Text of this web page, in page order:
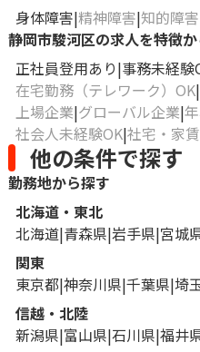
身体障害 精神障害 知的障害
静岡市駿河区の求人を特徴
正社員登用あり 事務未経験
在宅勤務（テレワーク）OK
上場企業 グローバル企業
社会人未経験OK 社宅・家
他の条件で探す
勤務地から探す
北海道・東北
北海道 青森県 岩手県 宮城
関東
東京都 神奈川県 千葉県 埼
信越・北陸
新潟県 富山県 石川県 福井